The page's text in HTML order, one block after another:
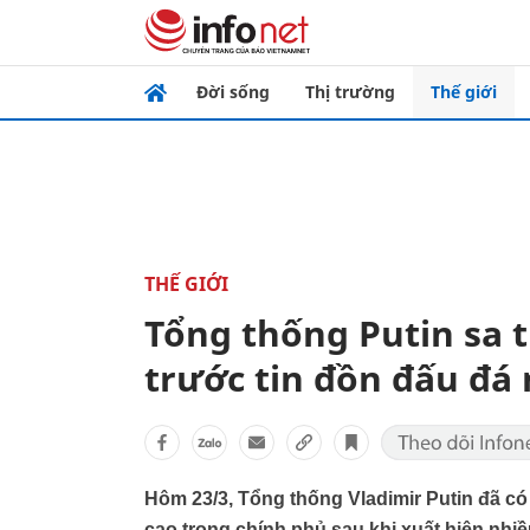
Đời sống Thị trường Thế giới
THẾ GIỚI
Tổng thống Putin sa
trước tin đồn đấu đá
Hôm 23/3, Tổng thống Vladimir Putin đã